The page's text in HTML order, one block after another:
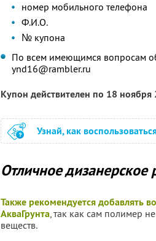
номер мобильного телефона
Ф.И.О.
№ купона
По всем имеющимся вопросам
ynd16@rambler.ru
Купон действителен по 18
Узнай, как
Отличное дизанерское
Также рекомендуется добавлять
АкваГрунта, так как сам полимер
веществ.